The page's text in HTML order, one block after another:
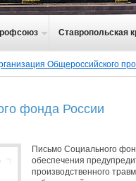
Ставропольская
Общероссийского
фонда России
Письмо Социального
обеспечения
производственного